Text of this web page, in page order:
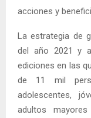
acciones y
La estrategia de
del año 2021 y
ediciones en las
de 11 mil
adolescentes,
adultos